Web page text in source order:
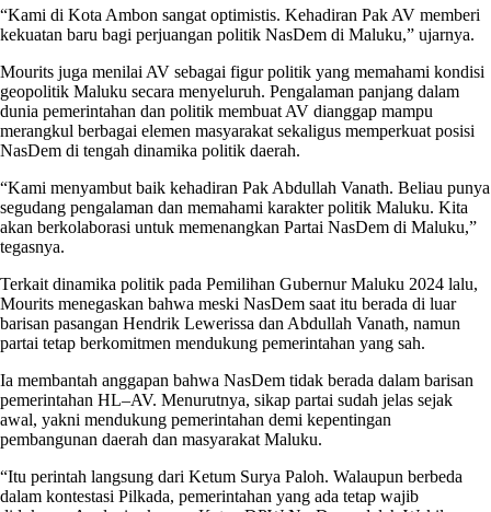
“Kami di Kota Ambon sangat optimistis. Kehadiran Pak AV memberi
kekuatan baru bagi perjuangan politik NasDem di Maluku,” ujarnya.
Mourits juga menilai AV sebagai figur politik yang memahami kondisi
geopolitik Maluku secara menyeluruh. Pengalaman panjang dalam
dunia pemerintahan dan politik membuat AV dianggap mampu
merangkul berbagai elemen masyarakat sekaligus memperkuat posisi
NasDem di tengah dinamika politik daerah.
“Kami menyambut baik kehadiran Pak Abdullah Vanath. Beliau punya
segudang pengalaman dan memahami karakter politik Maluku. Kita
akan berkolaborasi untuk memenangkan Partai NasDem di Maluku,”
tegasnya.
Terkait dinamika politik pada Pemilihan Gubernur Maluku 2024 lalu,
Mourits menegaskan bahwa meski NasDem saat itu berada di luar
barisan pasangan Hendrik Lewerissa dan Abdullah Vanath, namun
partai tetap berkomitmen mendukung pemerintahan yang sah.
Ia membantah anggapan bahwa NasDem tidak berada dalam barisan
pemerintahan HL–AV. Menurutnya, sikap partai sudah jelas sejak
awal, yakni mendukung pemerintahan demi kepentingan
pembangunan daerah dan masyarakat Maluku.
“Itu perintah langsung dari Ketum Surya Paloh. Walaupun berbeda
dalam kontestasi Pilkada, pemerintahan yang ada tetap wajib